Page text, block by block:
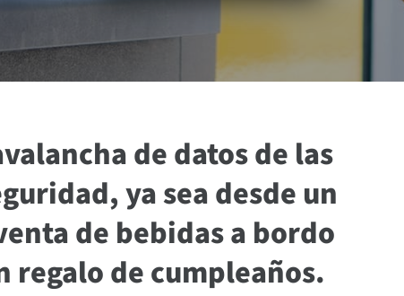
de datos de las
ya sea desde un
de bebidas a bordo
regalo de cumpleaños.